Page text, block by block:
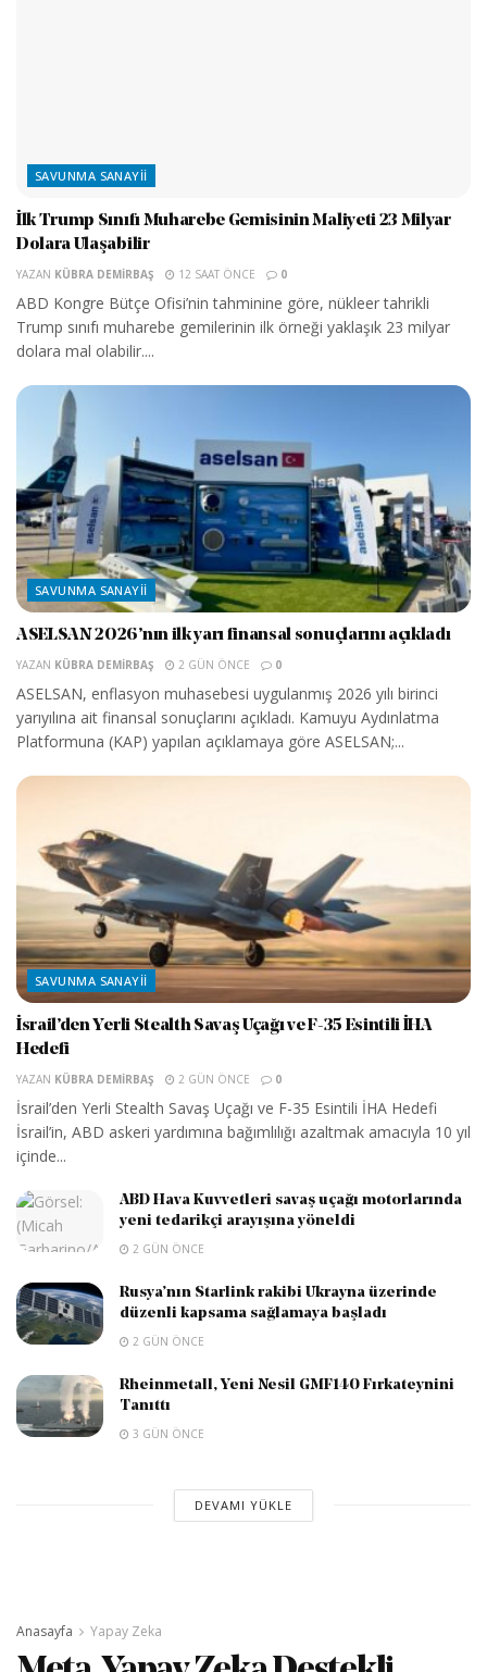
SAVUNMA SANAYII
İlk Trump Sınıfı Muharebe Gemisinin Maliyeti 23 Milyar
Dolara Ulaşabilir
YAZAN KÜBRA DEMIRBAŞ 12 SAAT ÖNCE 0
ABD Kongre Bütçe Ofisi’nin tahminine göre, nükleer tahrikli
Trump sınıfı muharebe gemilerinin ilk örneği yaklaşık 23 milyar
dolara mal olabilir....
SAVUNMA SANAYII
ASELSAN 2026’nın ilk yarı finansal sonuçlarını açıkladı
YAZAN KÜBRA DEMIRBAŞ 2 GÜN ÖNCE 0
ASELSAN, enflasyon muhasebesi uygulanmış 2026 yılı birinci
yarıyılına ait finansal sonuçlarını açıkladı. Kamuyu Aydınlatma
Platformuna (KAP) yapılan açıklamaya göre ASELSAN;...
SAVUNMA SANAYII
İsrail’den Yerli Stealth Savaş Uçağı ve F-35 Esintili İHA
Hedefi
YAZAN KÜBRA DEMIRBAŞ 2 GÜN ÖNCE 0
İsrail’den Yerli Stealth Savaş Uçağı ve F-35 Esintili İHA Hedefi
İsrail’in, ABD askeri yardımına bağımlılığı azaltmak amacıyla 10 yıl
içinde...
ABD Hava Kuvvetleri savaş uçağı motorlarında
yeni tedarikçi arayışına yöneldi
2 GÜN ÖNCE
Rusya’nın Starlink rakibi Ukrayna üzerinde
düzenli kapsama sağlamaya başladı
2 GÜN ÖNCE
Rheinmetall, Yeni Nesil GMF140 Fırkateynini
Tanıttı
3 GÜN ÖNCE
DEVAMI YÜKLE
Anasayfa Yapay Zeka